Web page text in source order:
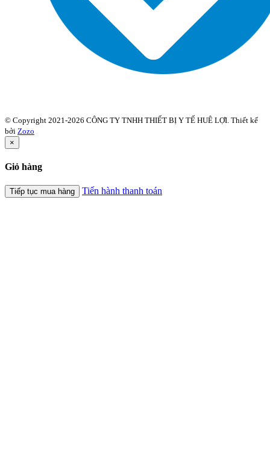
© Copyright 2021-2026 CÔNG TY TNHH THIẾT BỊ Y TẾ HUÊ LỢI. Thiết kế
bởi Zozo
×
Giỏ hàng
Tiếp tục mua hàng Tiến hành thanh toán